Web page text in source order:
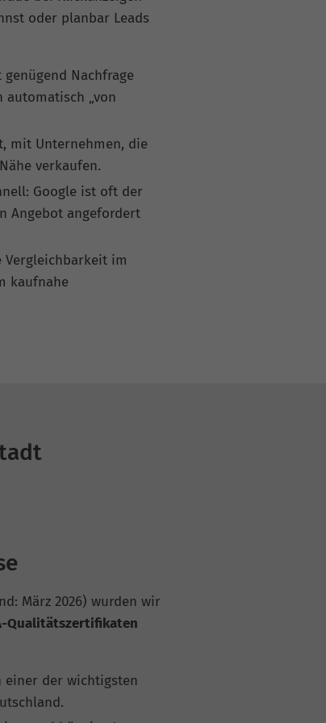
oder planbar Leads
Nachfrage
automatisch „von
mit Unternehmen, die
verkaufen.
Google ist oft der
Angebot angefordert
Vergleichbarkeit im
kaufnahe
März 2026) wurden wir
Qualitätszertifikaten
einer der wichtigsten